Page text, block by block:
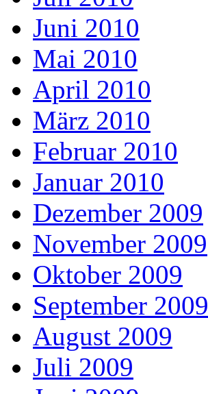
Juni 2010
Mai 2010
April 2010
März 2010
Februar 2010
Januar 2010
Dezember 2009
November 2009
Oktober 2009
September 2009
August 2009
Juli 2009